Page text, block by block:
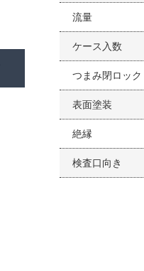
流量
ケース入数
つまみ閉ロック
表面塗装
絶縁
検査口向き